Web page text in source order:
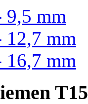
mm
mm
mm